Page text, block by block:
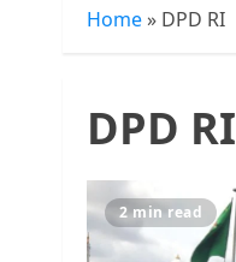
Home » DPD RI
DPD RI
2 min read